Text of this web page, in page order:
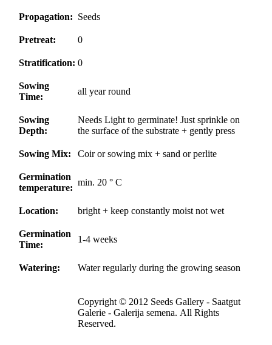
Propagation: Seeds
Pretreat: 0
Stratification: 0
Sowing
Time:
all year round
Sowing
Depth:
Needs Light to germinate! Just sprinkle on
the surface of the substrate + gently press
Sowing Mix: Coir or sowing mix + sand or perlite
Germination
temperature:
min. 20 ° C
Location: bright + keep constantly moist not wet
Germination
Time:
1-4 weeks
Watering: Water regularly during the growing season
Copyright © 2012 Seeds Gallery - Saatgut
Galerie - Galerija semena. All Rights
Reserved.